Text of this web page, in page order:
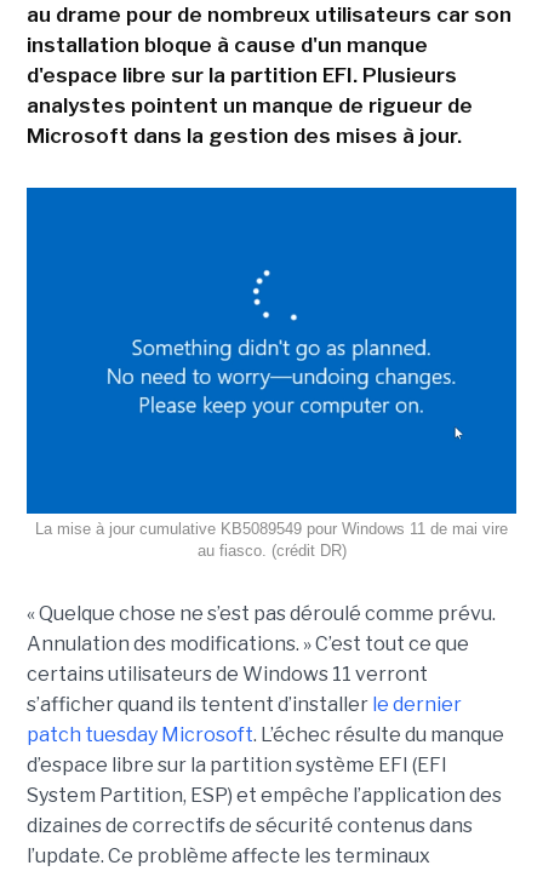
au drame pour de nombreux utilisateurs car son
installation bloque à cause d'un manque
d'espace libre sur la partition EFI. Plusieurs
analystes pointent un manque de rigueur de
Microsoft dans la gestion des mises à jour.
La mise à jour cumulative KB5089549 pour Windows 11 de mai vire
au fiasco. (crédit DR)
« Quelque chose ne s’est pas déroulé comme prévu.
Annulation des modifications. » C’est tout ce que
certains utilisateurs de Windows 11 verront
s’afficher quand ils tentent d’installer le dernier
patch tuesday Microsoft. L’échec résulte du manque
d’espace libre sur la partition système EFI (EFI
System Partition, ESP) et empêche l’application des
dizaines de correctifs de sécurité contenus dans
l’update. Ce problème affecte les terminaux